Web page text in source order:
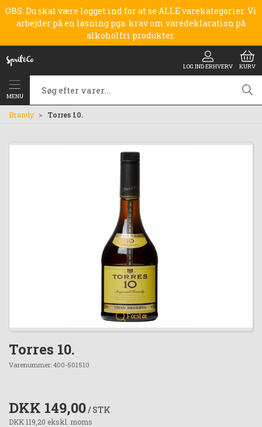
OBS: Du skal være logget ind for at se ALLE varekategorier. Vi
arbejder på en løsning pga. krav om varedeklaration på
alkoholfri produkter.
LOG IND ERHVERV KURV
MENU
Brandy Torres 10.
Forstør
Torres 10.
Varenummer: 400-501510
DKK 149,00/ STK
DKK 119,20 ekskl. moms